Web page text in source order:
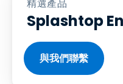
精選產品
Splashtop
與我們聯繫